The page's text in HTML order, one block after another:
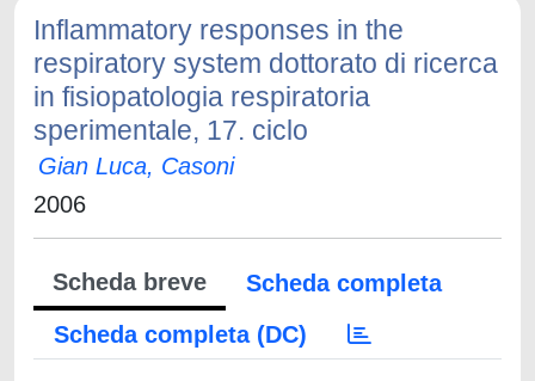
Inflammatory responses in the
respiratory system dottorato di ricerca
in fisiopatologia respiratoria
sperimentale, 17. ciclo
Gian Luca, Casoni
2006
Scheda breve
Scheda completa
Scheda completa (DC)